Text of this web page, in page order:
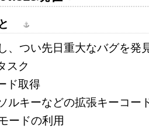
と
、つい先日重大なバグを
スク
ド取得
ルキーなどの拡張キーコー
ードの利用